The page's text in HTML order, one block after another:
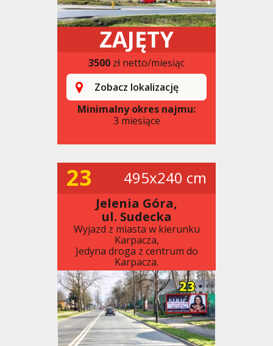
ZAJĘTY
3500 zł netto/miesiąc
Zobacz lokalizację
Minimalny okres najmu:
3 miesiące
23 495x240 cm
Jelenia Góra,
ul. Sudecka
Wyjazd z miasta w kierunku
Karpacza,
Jedyna droga z centrum do
Karpacza.